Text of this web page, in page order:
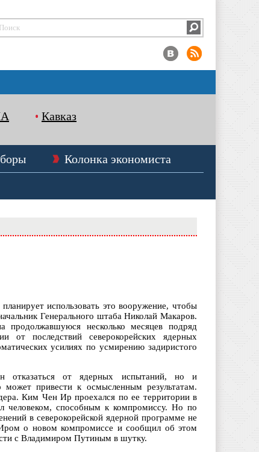
Кавказ
Колонка экономиста
использовать это вооружение, чтобы
Генерального штаба Николай Макаров.
продолжавшуюся несколько месяцев подряд
от последствий северокорейских ядерных
усилиях по усмирению задиристого
отказаться от ядерных испытаний, но и
может привести к осмысленным результатам.
Ким Чен Ир проехался по ее территории в
человеком, способным к компромиссу. Но по
в северокорейской ядерной программе не
о новом компромиссе и сообщил об этом
с Владимиром Путиным в шутку.